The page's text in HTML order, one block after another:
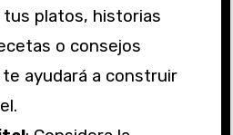
platos, historias
o consejos
ayudará a construir